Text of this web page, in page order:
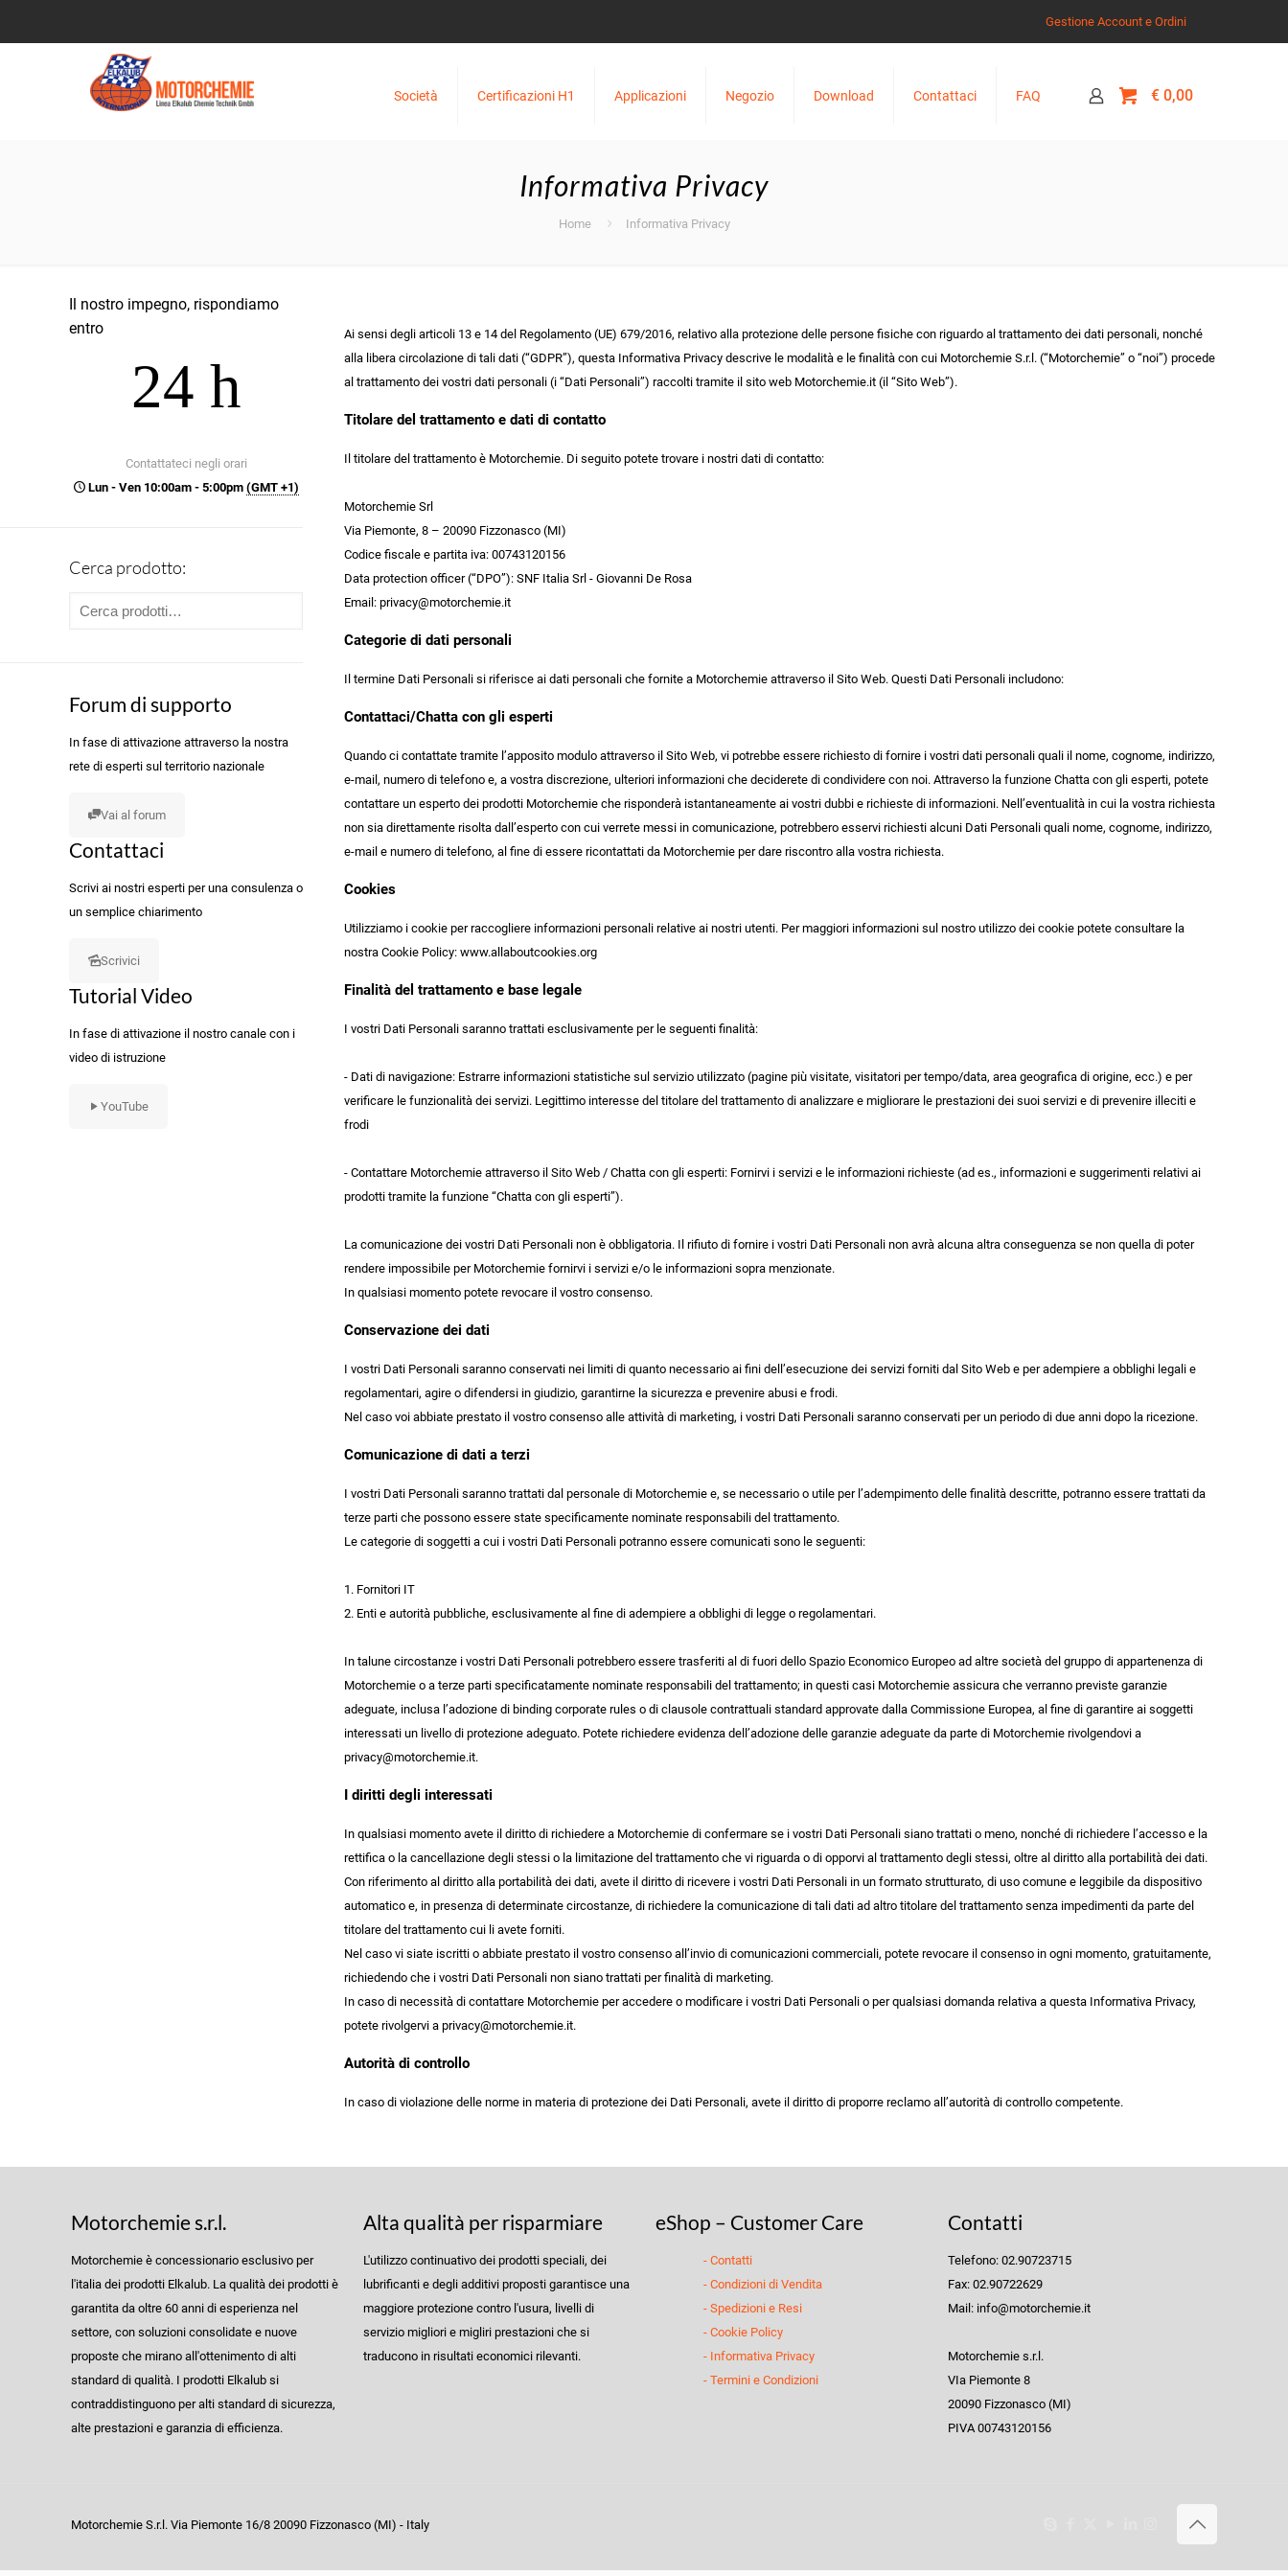
Gestione Account e Ordini
Società Certificazioni H1 Applicazioni Negozio Download Contattaci FAQ € 0,00
Informativa Privacy
Home Informativa Privacy
Ai sensi degli articoli 13 e 14 del Regolamento (UE) 679/2016, relativo alla protezione delle persone fisiche con riguardo al trattamento dei dati personali, nonché
alla libera circolazione di tali dati (“GDPR”), questa Informativa Privacy descrive le modalità e le finalità con cui Motorchemie S.r.l. (“Motorchemie” o “noi”) procede
al trattamento dei vostri dati personali (i “Dati Personali”) raccolti tramite il sito web Motorchemie.it (il “Sito Web”).
Titolare del trattamento e dati di contatto
Il titolare del trattamento è Motorchemie. Di seguito potete trovare i nostri dati di contatto:
Motorchemie Srl
Via Piemonte, 8 – 20090 Fizzonasco (MI)
Codice fiscale e partita iva: 00743120156
Data protection officer (“DPO”): SNF Italia Srl - Giovanni De Rosa
Email: privacy@motorchemie.it
Categorie di dati personali
Il termine Dati Personali si riferisce ai dati personali che fornite a Motorchemie attraverso il Sito Web. Questi Dati Personali includono:
Contattaci/Chatta con gli esperti
Quando ci contattate tramite l’apposito modulo attraverso il Sito Web, vi potrebbe essere richiesto di fornire i vostri dati personali quali il nome, cognome, indirizzo,
e-mail, numero di telefono e, a vostra discrezione, ulteriori informazioni che deciderete di condividere con noi. Attraverso la funzione Chatta con gli esperti, potete
contattare un esperto dei prodotti Motorchemie che risponderà istantaneamente ai vostri dubbi e richieste di informazioni. Nell’eventualità in cui la vostra richiesta
non sia direttamente risolta dall’esperto con cui verrete messi in comunicazione, potrebbero esservi richiesti alcuni Dati Personali quali nome, cognome, indirizzo,
e-mail e numero di telefono, al fine di essere ricontattati da Motorchemie per dare riscontro alla vostra richiesta.
Cookies
Utilizziamo i cookie per raccogliere informazioni personali relative ai nostri utenti. Per maggiori informazioni sul nostro utilizzo dei cookie potete consultare la
nostra Cookie Policy: www.allaboutcookies.org
Finalità del trattamento e base legale
I vostri Dati Personali saranno trattati esclusivamente per le seguenti finalità:
- Dati di navigazione: Estrarre informazioni statistiche sul servizio utilizzato (pagine più visitate, visitatori per tempo/data, area geografica di origine, ecc.) e per
verificare le funzionalità dei servizi. Legittimo interesse del titolare del trattamento di analizzare e migliorare le prestazioni dei suoi servizi e di prevenire illeciti e
frodi
- Contattare Motorchemie attraverso il Sito Web / Chatta con gli esperti: Fornirvi i servizi e le informazioni richieste (ad es., informazioni e suggerimenti relativi ai
prodotti tramite la funzione “Chatta con gli esperti”).
La comunicazione dei vostri Dati Personali non è obbligatoria. Il rifiuto di fornire i vostri Dati Personali non avrà alcuna altra conseguenza se non quella di poter
rendere impossibile per Motorchemie fornirvi i servizi e/o le informazioni sopra menzionate.
In qualsiasi momento potete revocare il vostro consenso.
Conservazione dei dati
I vostri Dati Personali saranno conservati nei limiti di quanto necessario ai fini dell’esecuzione dei servizi forniti dal Sito Web e per adempiere a obblighi legali e
regolamentari, agire o difendersi in giudizio, garantirne la sicurezza e prevenire abusi e frodi.
Nel caso voi abbiate prestato il vostro consenso alle attività di marketing, i vostri Dati Personali saranno conservati per un periodo di due anni dopo la ricezione.
Comunicazione di dati a terzi
I vostri Dati Personali saranno trattati dal personale di Motorchemie e, se necessario o utile per l’adempimento delle finalità descritte, potranno essere trattati da
terze parti che possono essere state specificamente nominate responsabili del trattamento.
Le categorie di soggetti a cui i vostri Dati Personali potranno essere comunicati sono le seguenti:
1. Fornitori IT
2. Enti e autorità pubbliche, esclusivamente al fine di adempiere a obblighi di legge o regolamentari.
In talune circostanze i vostri Dati Personali potrebbero essere trasferiti al di fuori dello Spazio Economico Europeo ad altre società del gruppo di appartenenza di
Motorchemie o a terze parti specificatamente nominate responsabili del trattamento; in questi casi Motorchemie assicura che verranno previste garanzie
adeguate, inclusa l’adozione di binding corporate rules o di clausole contrattuali standard approvate dalla Commissione Europea, al fine di garantire ai soggetti
interessati un livello di protezione adeguato. Potete richiedere evidenza dell’adozione delle garanzie adeguate da parte di Motorchemie rivolgendovi a
privacy@motorchemie.it.
I diritti degli interessati
In qualsiasi momento avete il diritto di richiedere a Motorchemie di confermare se i vostri Dati Personali siano trattati o meno, nonché di richiedere l’accesso e la
rettifica o la cancellazione degli stessi o la limitazione del trattamento che vi riguarda o di opporvi al trattamento degli stessi, oltre al diritto alla portabilità dei dati.
Con riferimento al diritto alla portabilità dei dati, avete il diritto di ricevere i vostri Dati Personali in un formato strutturato, di uso comune e leggibile da dispositivo
automatico e, in presenza di determinate circostanze, di richiedere la comunicazione di tali dati ad altro titolare del trattamento senza impedimenti da parte del
titolare del trattamento cui li avete forniti.
Nel caso vi siate iscritti o abbiate prestato il vostro consenso all’invio di comunicazioni commerciali, potete revocare il consenso in ogni momento, gratuitamente,
richiedendo che i vostri Dati Personali non siano trattati per finalità di marketing.
In caso di necessità di contattare Motorchemie per accedere o modificare i vostri Dati Personali o per qualsiasi domanda relativa a questa Informativa Privacy,
potete rivolgervi a privacy@motorchemie.it.
Autorità di controllo
In caso di violazione delle norme in materia di protezione dei Dati Personali, avete il diritto di proporre reclamo all’autorità di controllo competente.
Il nostro impegno, rispondiamo
entro
24 h
Contattateci negli orari
Lun - Ven 10:00am - 5:00pm(GMT +1)
Cerca prodotto:
Forum di supporto
In fase di attivazione attraverso la nostra
rete di esperti sul territorio nazionale
Vai al forum
Contattaci
Scrivi ai nostri esperti per una consulenza o
un semplice chiarimento
Scrivici
Tutorial Video
In fase di attivazione il nostro canale con i
video di istruzione
YouTube
Motorchemie s.r.l.
Motorchemie è concessionario esclusivo per
l'italia dei prodotti Elkalub. La qualità dei prodotti è
garantita da oltre 60 anni di esperienza nel
settore, con soluzioni consolidate e nuove
proposte che mirano all'ottenimento di alti
standard di qualità. I prodotti Elkalub si
contraddistinguono per alti standard di sicurezza,
alte prestazioni e garanzia di efficienza.
Alta qualità per risparmiare
L'utilizzo continuativo dei prodotti speciali, dei
lubrificanti e degli additivi proposti garantisce una
maggiore protezione contro l'usura, livelli di
servizio migliori e migliri prestazioni che si
traducono in risultati economici rilevanti.
eShop – Customer Care
- Contatti
- Condizioni di Vendita
- Spedizioni e Resi
- Cookie Policy
- Informativa Privacy
- Termini e Condizioni
Contatti
Telefono: 02.90723715
Fax: 02.90722629
Mail: info@motorchemie.it
Motorchemie s.r.l.
VIa Piemonte 8
20090 Fizzonasco (MI)
PIVA 00743120156
Motorchemie S.r.l. Via Piemonte 16/8 20090 Fizzonasco (MI) - Italy